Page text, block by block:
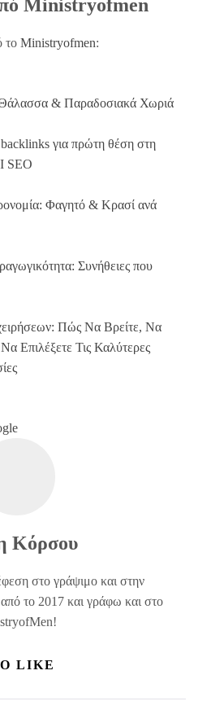
Ministryofmen
το Ministryofmen:
& Παραδοσιακά Χωριά
για πρώτη θέση στη
SEO
Φαγητό & Κρασί ανά
Συνήθειες που
Πώς Να Βρείτε, Να
Επιλέξετε Τις Καλύτερες
Κόρσου
στο γράψιμο και στην
το 2017 και γράφω και στο
LIKE